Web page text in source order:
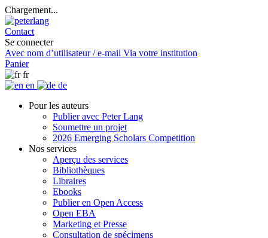
Chargement...
Contact
Se connecter
Avec nom d’utilisateur / e-mail Via votre institution
Panier
fr
en
de
Pour les auteurs
Publier avec Peter Lang
Soumettre un projet
2026 Emerging Scholars Competition
Nos services
Aperçu des services
Bibliothèques
Libraires
Ebooks
Publier en Open Access
Open EBA
Marketing et Presse
Consultation de spécimens